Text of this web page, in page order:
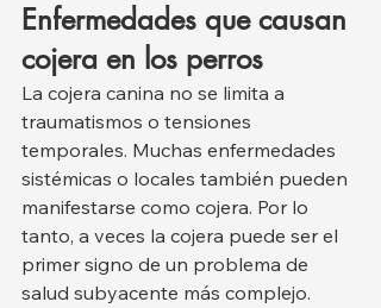
Enfermedades que causan
cojera en los perros
La cojera canina no se limita a
traumatismos o tensiones
temporales. Muchas enfermedades
sistémicas o locales también pueden
manifestarse como cojera. Por lo
tanto, a veces la cojera puede ser el
primer signo de un problema de
salud subyacente más complejo.